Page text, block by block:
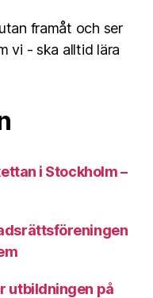
framåt och ser
vi - ska alltid lära
i Stockholm –
utbildningen på